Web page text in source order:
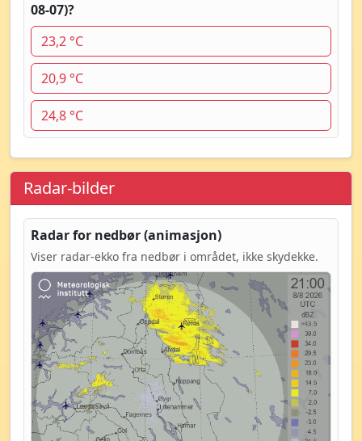
08-07)?
23,2 °C
20,9 °C
24,8 °C
Radar-bilder
Radar for nedbør (animasjon)
Viser radar-ekko fra nedbør i området, ikke skydekke.